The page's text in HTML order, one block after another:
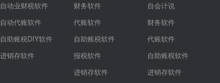
自动业财税软件
自动代账软件
自助账税DIY软件
进销存软件
财务软件
代账软件
自助账税软件
报税软件
进销存软件
自会计说
财务软件
代账软件
自助账税软件
进销存软件